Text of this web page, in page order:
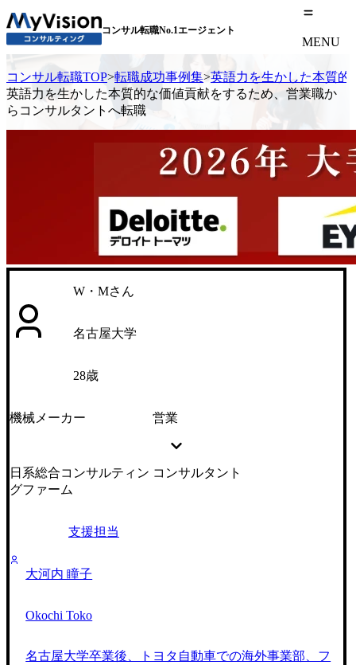
コンサル転職No.1エージェント
MENU
コンサル転職TOP>転職成功事例集>英語力を生かした本質的
英語力を生かした本質的な価値貢献をするため、営業職か
らコンサルタントへ転職
W・Mさん
名古屋大学
28歳
機械メーカー 営業
日系総合コンサルティン
グファーム
コンサルタント
支援担当
大河内 瞳子
Okochi Toko
名古屋大学卒業後、トヨタ自動車での海外事業部、フ